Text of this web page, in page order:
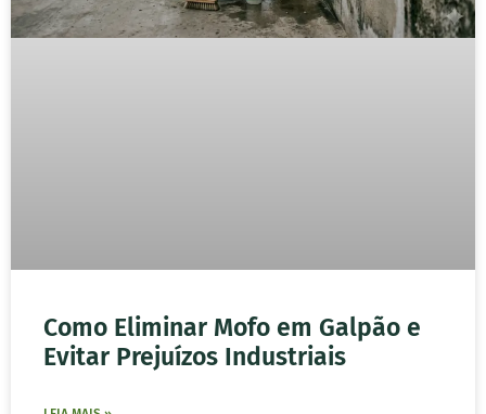
Como Eliminar Mofo em Galpão e
Evitar Prejuízos Industriais